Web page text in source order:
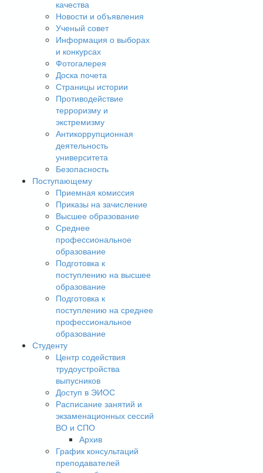
качества
Новости и объявления
Ученый совет
Информация о выборах
и конкурсах
Фотогалерея
Доска почета
Страницы истории
Противодействие
терроризму и
экстремизму
Антикоррупционная
деятельность
университета
Безопасность
Поступающему
Приемная комиссия
Приказы на зачисление
Высшее образование
Среднее
профессиональное
образование
Подготовка к
поступлению на высшее
образование
Подготовка к
поступлению на среднее
профессиональное
образование
Студенту
Центр содействия
трудоустройства
выпусников
Доступ в ЭИОС
Расписание занятий и
экзаменационных сессий
ВО и СПО
Архив
График консультаций
преподавателей